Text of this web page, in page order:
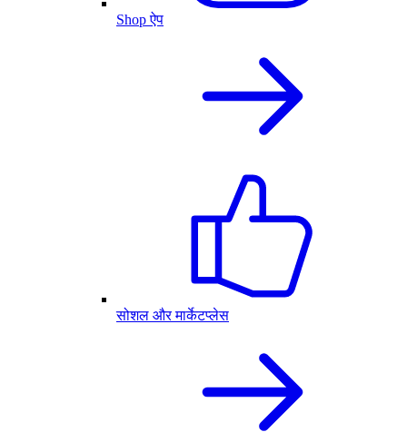
Shop ऐप
सोशल और मार्केटप्लेस